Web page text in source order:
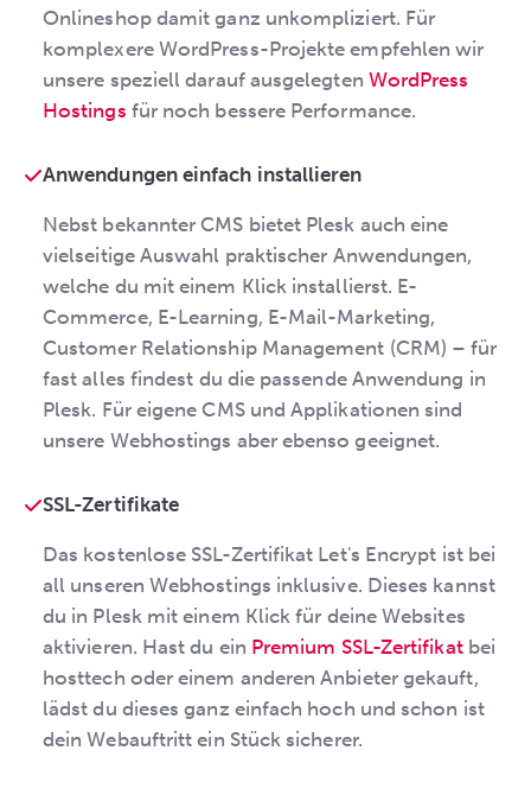
Onlineshop damit ganz unkompliziert. Für
komplexere WordPress-Projekte empfehlen wir
unsere speziell darauf ausgelegten WordPress
Hostings für noch bessere Performance.
Anwendungen einfach installieren
Nebst bekannter CMS bietet Plesk auch eine
vielseitige Auswahl praktischer Anwendungen,
welche du mit einem Klick installierst. E-
Commerce, E-Learning, E-Mail-Marketing,
Customer Relationship Management (CRM) – für
fast alles findest du die passende Anwendung in
Plesk. Für eigene CMS und Applikationen sind
unsere Webhostings aber ebenso geeignet.
SSL-Zertifikate
Das kostenlose SSL-Zertifikat Let's Encrypt ist bei
all unseren Webhostings inklusive. Dieses kannst
du in Plesk mit einem Klick für deine Websites
aktivieren. Hast du ein Premium SSL-Zertifikatbei
hosttech oder einem anderen Anbieter gekauft,
lädst du dieses ganz einfach hoch und schon ist
dein Webauftritt ein Stück sicherer.